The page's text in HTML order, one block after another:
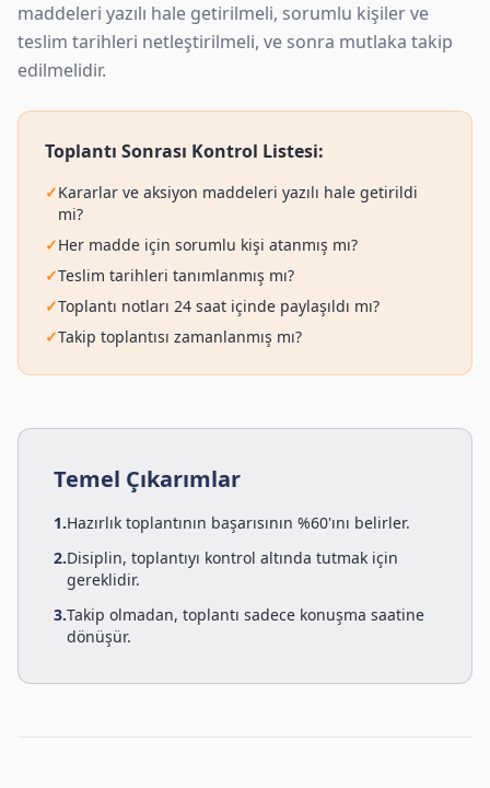
maddeleri yazılı hale getirilmeli, sorumlu kişiler ve
teslim tarihleri netleştirilmeli, ve sonra mutlaka takip
edilmelidir.
Toplantı Sonrası Kontrol Listesi:
✓Kararlar ve aksiyon maddeleri yazılı hale getirildi
mi?
✓Her madde için sorumlu kişi atanmış mı?
✓Teslim tarihleri tanımlanmış mı?
✓Toplantı notları 24 saat içinde paylaşıldı mı?
✓Takip toplantısı zamanlanmış mı?
Temel Çıkarımlar
1.Hazırlık toplantının başarısının %60'ını belirler.
2.Disiplin, toplantıyı kontrol altında tutmak için
gereklidir.
3.Takip olmadan, toplantı sadece konuşma saatine
dönüşür.